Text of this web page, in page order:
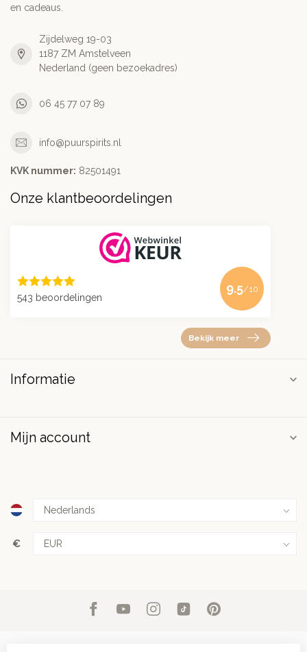
en cadeaus.
Zijdelweg 19-03
1187 ZM Amstelveen
Nederland (geen bezoekadres)
06 45 77 07 89
info@puurspirits.nl
KVK nummer: 82501491
Onze klantbeoordelingen
543 beoordelingen
9.5/10
Bekijk meer
Informatie
Mijn account
€